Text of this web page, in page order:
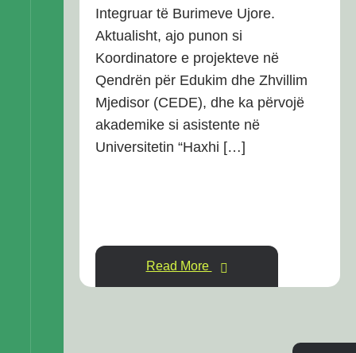
Integruar të Burimeve Ujore.
Aktualisht, ajo punon si
Koordinatore e projekteve në
Qendrën për Edukim dhe Zhvillim
Mjedisor (CEDE), dhe ka përvojë
akademike si asistente në
Universitetin “Haxhi […]
Read More